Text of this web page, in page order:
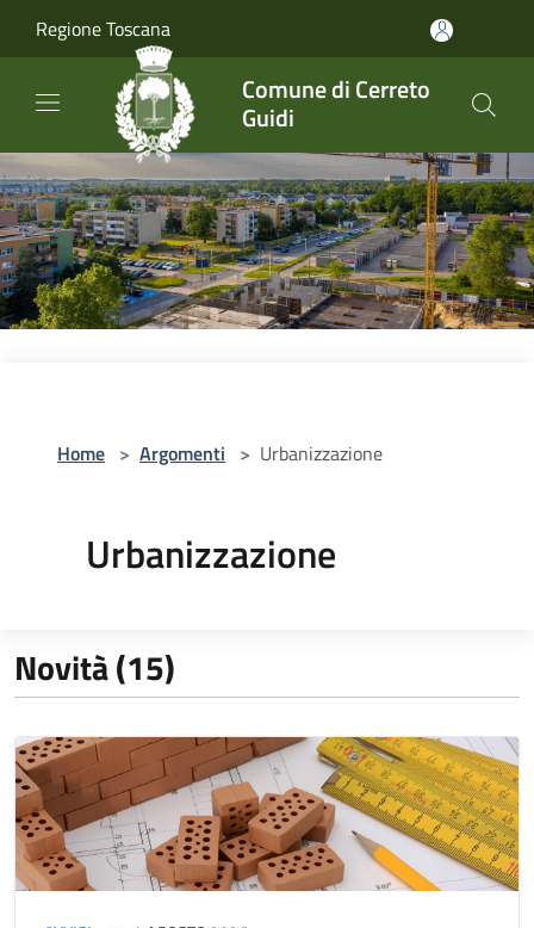
Regione Toscana
Comune di Cerreto
Guidi
Home > Argomenti > Urbanizzazione
Urbanizzazione
Novità (15)